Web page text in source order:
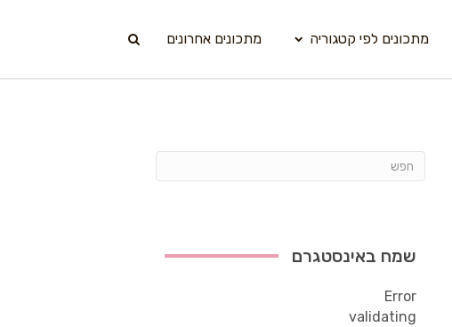
מתכונים לפי קטגוריה מתכונים אחרונים
שמח באינסטגרם
Error
validating